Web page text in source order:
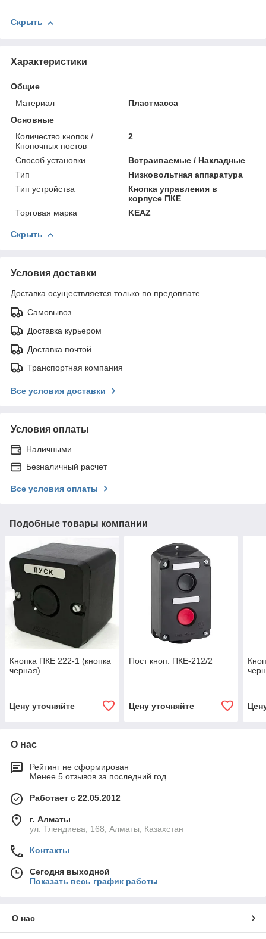
Скрыть
Характеристики
Общие
Материал
Пластмасса
Основные
Количество кнопок /
Кнопочных постов
2
Способ установки
Встраиваемые / Накладные
Тип
Низковольтная аппаратура
Тип устройства
Кнопка управления в
корпусе ПКЕ
Торговая марка
KEAZ
Скрыть
Условия доставки
Доставка осуществляется только по предоплате.
Самовывоз
Доставка курьером
Доставка почтой
Транспортная компания
Все условия доставки
Условия оплаты
Наличными
Безналичный расчет
Все условия оплаты
Подобные товары компании
Кнопка ПКЕ 222-1 (кнопка
черная)
Цену уточняйте
Пост кноп. ПКЕ-212/2
Цену уточняйте
О нас
Рейтинг не сформирован
Менее 5 отзывов за последний год
Работает с 22.05.2012
г. Алматы
ул. Тлендиева, 168, Алматы, Казахстан
Контакты
Сегодня выходной
Показать весь график работы
О нас